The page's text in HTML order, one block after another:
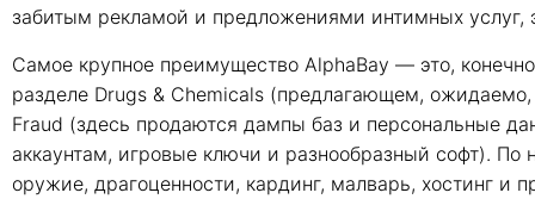
забитым рекламой и предложениями интимных услуг,
Самое крупное преимущество AlphaBay — это,
разделе Drugs & Chemicals (предлагающем,
Fraud (здесь продаются дампы баз и персональные
аккаунтам, игровые ключи и разнообразный софт).
оружие, драгоценности, кардинг, малварь, хостинг и